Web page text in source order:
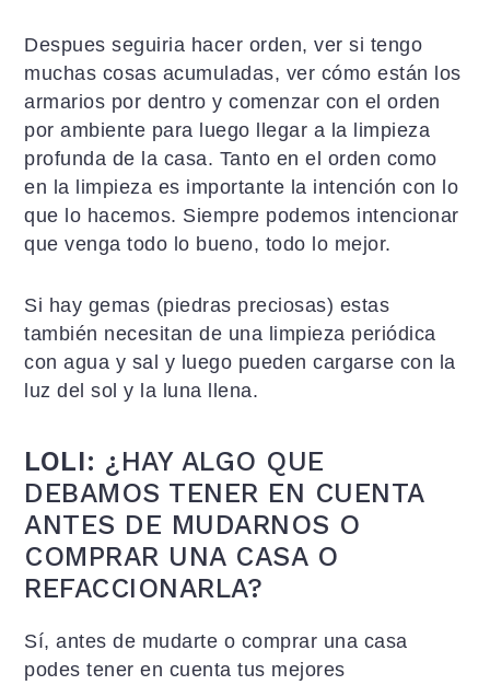
Despues seguiria hacer orden, ver si tengo
muchas cosas acumuladas, ver cómo están los
armarios por dentro y comenzar con el orden
por ambiente para luego llegar a la limpieza
profunda de la casa. Tanto en el orden como
en la limpieza es importante la intención con lo
que lo hacemos. Siempre podemos intencionar
que venga todo lo bueno, todo lo mejor.
Si hay gemas (piedras preciosas) estas
también necesitan de una limpieza periódica
con agua y sal y luego pueden cargarse con la
luz del sol y la luna llena.
LOLI: ¿HAY ALGO QUE
DEBAMOS TENER EN CUENTA
ANTES DE MUDARNOS O
COMPRAR UNA CASA O
REFACCIONARLA?
Sí, antes de mudarte o comprar una casa
podes tener en cuenta tus mejores